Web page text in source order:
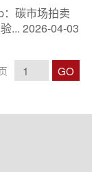
碳市场拍卖
... 2026-04-03
GO